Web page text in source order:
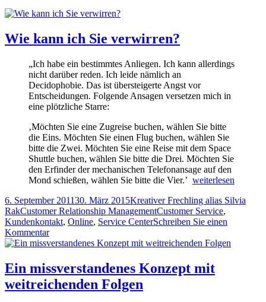
Wie kann ich Sie verwirren?
„Ich habe ein bestimmtes Anliegen. Ich kann allerdings
nicht darüber reden. Ich leide nämlich an
Decidophobie. Das ist übersteigerte Angst vor
Entscheidungen. Folgende Ansagen versetzen mich in
eine plötzliche Starre:
‚Möchten Sie eine Zugreise buchen, wählen Sie bitte
die Eins. Möchten Sie einen Flug buchen, wählen Sie
bitte die Zwei. Möchten Sie eine Reise mit dem Space
Shuttle buchen, wählen Sie bitte die Drei. Möchten Sie
den Erfinder der mechanischen Telefonansage auf den
Mond schießen, wählen Sie bitte die Vier.’ Wie
ich
Sie
verwirren?
weiterlesen
Veröffentlicht
am
6. September 201130. März 2015Autor
Kreativer Frechling alias Silvia
RakKategorien
Customer Relationship ManagementTags
Customer Service,
Kundenkontakt, Online, Service CenterSchreiben Sie einen
Kommentarzu
Wie
Sie
verwirren?
Ein missverstandenes Konzept mit
weitreichenden Folgen